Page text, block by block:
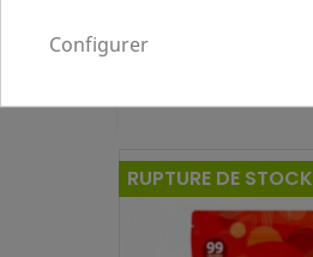
RUPTURE DE STOCK
Configurer